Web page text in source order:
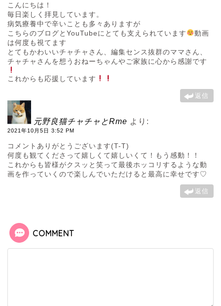
こんにちは！
毎日楽しく拝見しています。
病気療養中で辛いことも多々ありますが
こちらのブログとYouTubeにとても支えられています
動画
は何度も視てます
とてもかわいいチャチャさん、編集センス抜群のママさん、
チャチャさんを想うおねーちゃんやご家族に心から感謝です
これからも応援しています
返信
元野良猫チャチャとRme より:
2021年10月5日 3:52 PM
コメントありがとうございます(T-T)
何度も観てくださって嬉しくて嬉しいくて！もう感動！！
これからも皆様がクスッと笑って最後ホッコリするような動
画を作っていくので楽しんでいただけると最高に幸せです♡
返信
COMMENT